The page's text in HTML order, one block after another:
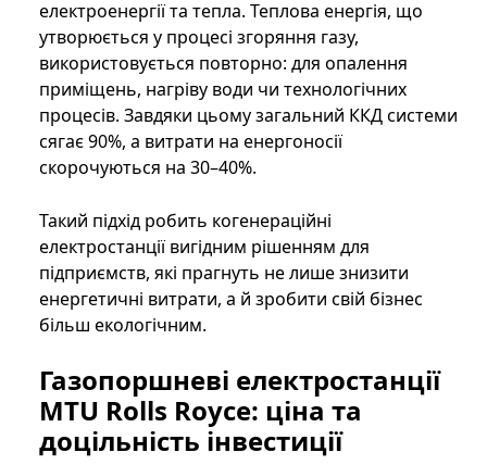
електроенергії та тепла. Теплова енергія, що
утворюється у процесі згоряння газу,
використовується повторно: для опалення
приміщень, нагріву води чи технологічних
процесів. Завдяки цьому загальний ККД системи
сягає 90%, а витрати на енергоносії
скорочуються на 30–40%.
Такий підхід робить когенераційні
електростанції вигідним рішенням для
підприємств, які прагнуть не лише знизити
енергетичні витрати, а й зробити свій бізнес
більш екологічним.
Газопоршневі електростанції
MTU Rolls Royce: ціна та
доцільність інвестиції